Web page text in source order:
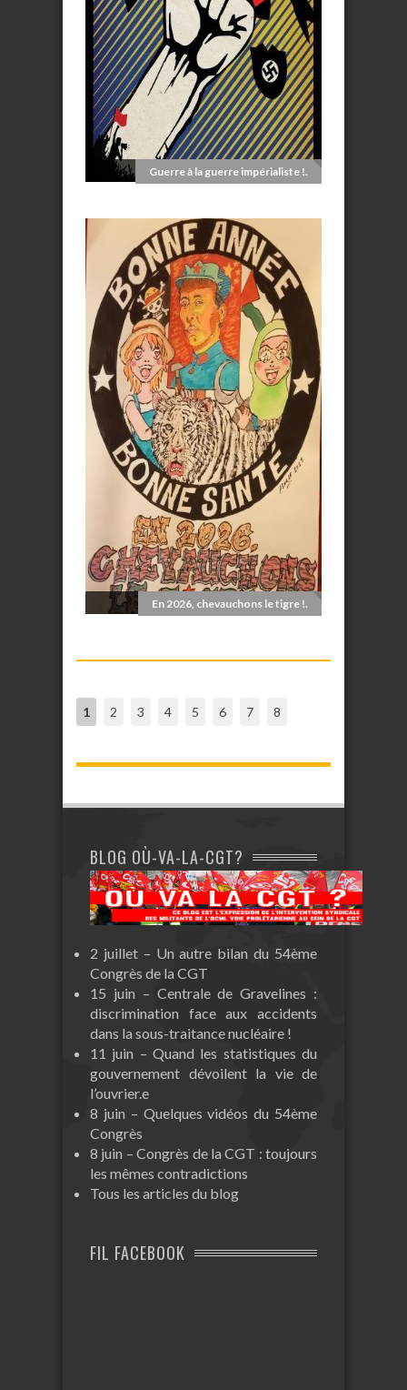
Guerre à la guerre impérialiste !.
En 2026, chevauchons le tigre !.
1 2 3 4 5 6 7 8
BLOG OÙ-VA-LA-CGT?
2 juillet – Un autre bilan du 54ème
Congrès de la CGT
15 juin – Centrale de Gravelines :
discrimination face aux accidents
dans la sous-traitance nucléaire !
11 juin – Quand les statistiques du
gouvernement dévoilent la vie de
l’ouvrier.e
8 juin – Quelques vidéos du 54ème
Congrès
8 juin – Congrès de la CGT : toujours
les mêmes contradictions
Tous les articles du blog
FIL FACEBOOK